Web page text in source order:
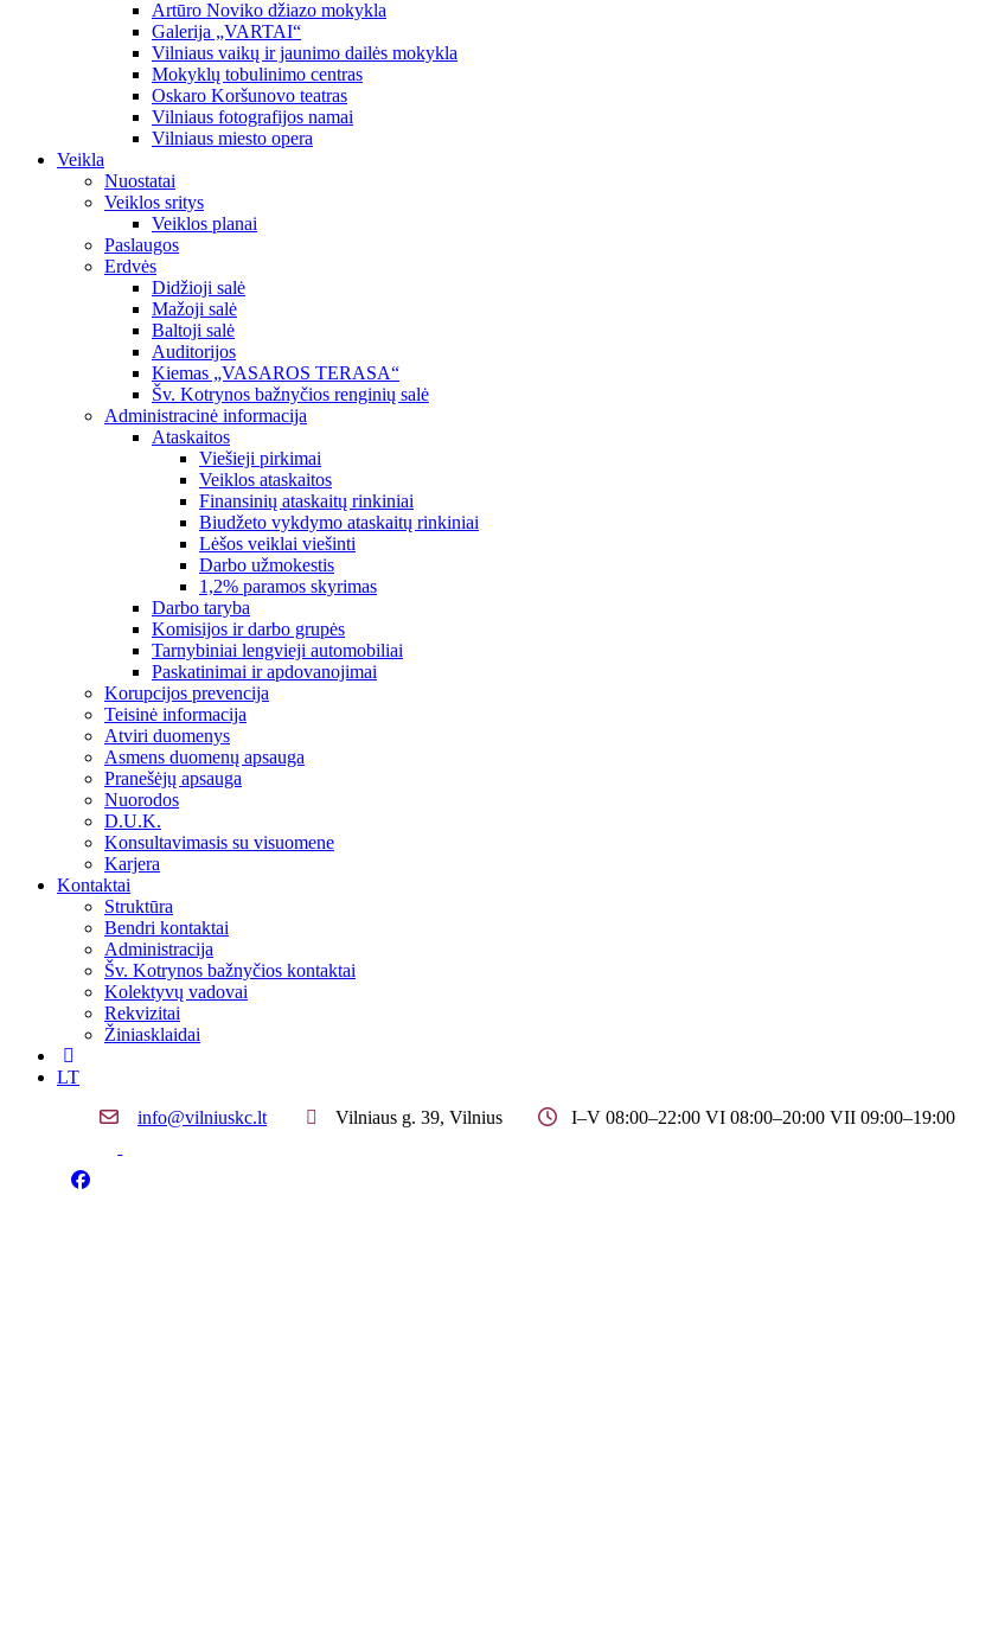
Artūro Noviko džiazo mokykla
Galerija „VARTAI“
Vilniaus vaikų ir jaunimo dailės mokykla
Mokyklų tobulinimo centras
Oskaro Koršunovo teatras
Vilniaus fotografijos namai
Vilniaus miesto opera
Veikla
Nuostatai
Veiklos sritys
Veiklos planai
Paslaugos
Erdvės
Didžioji salė
Mažoji salė
Baltoji salė
Auditorijos
Kiemas „VASAROS TERASA“
Šv. Kotrynos bažnyčios renginių salė
Administracinė informacija
Ataskaitos
Viešieji pirkimai
Veiklos ataskaitos
Finansinių ataskaitų rinkiniai
Biudžeto vykdymo ataskaitų rinkiniai
Lėšos veiklai viešinti
Darbo užmokestis
1,2% paramos skyrimas
Darbo taryba
Komisijos ir darbo grupės
Tarnybiniai lengvieji automobiliai
Paskatinimai ir apdovanojimai
Korupcijos prevencija
Teisinė informacija
Atviri duomenys
Asmens duomenų apsauga
Pranešėjų apsauga
Nuorodos
D.U.K.
Konsultavimasis su visuomene
Karjera
Kontaktai
Struktūra
Bendri kontaktai
Administracija
Šv. Kotrynos bažnyčios kontaktai
Kolektyvų vadovai
Rekvizitai
Žiniasklaidai
LT
info@vilniuskc.lt
Vilniaus g. 39, Vilnius I–V 08:00–22:00 VI 08:00–20:00 VII 09:00–19:00